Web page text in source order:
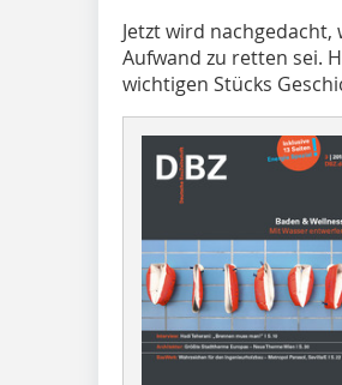
Jetzt wird
Aufwand zu retten sei.
wichtigen Stücks